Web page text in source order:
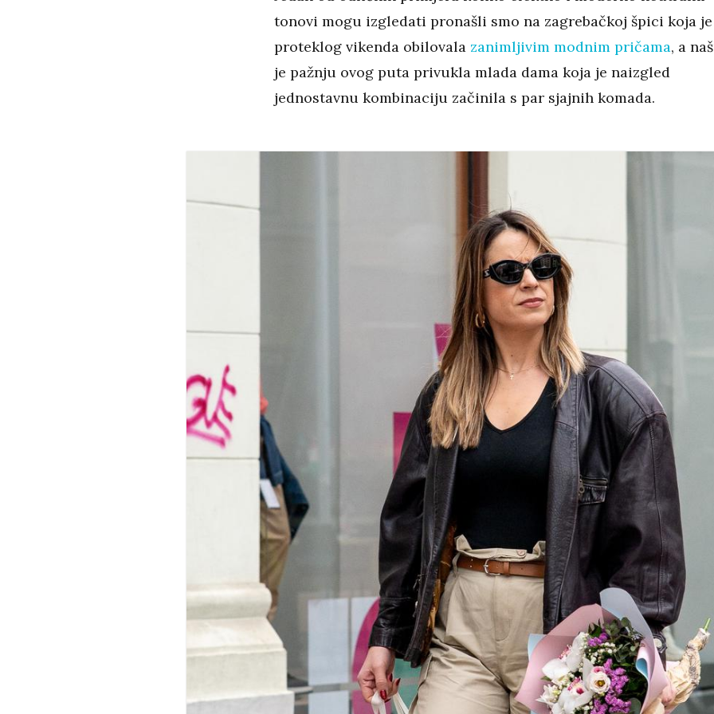
tonovi mogu izgledati pronašli smo na zagrebačkoj špici koja
proteklog vikenda obilovala zanimljivim modnim pričama, a
je pažnju ovog puta privukla mlada dama koja je naizgled
jednostavnu kombinaciju začinila s par sjajnih komada.